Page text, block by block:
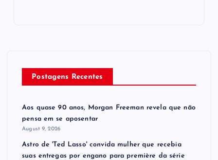
Postagens Recentes
Aos quase 90 anos, Morgan Freeman revela que não
pensa em se aposentar
August 9, 2026
Astro de 'Ted Lasso' convida mulher que recebia
suas entregas por engano para première da série